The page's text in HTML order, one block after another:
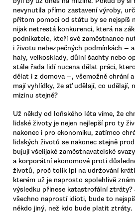
nevynutila přímo zastavení výroby,
přitom pomoci od státu by se nejspíš
nijak netrestá konkurenci, která na
podnikatele, kteří své zaměstnance
i životu nebezpečných podmínkách —
haly, velkosklady, důlní šachty nebo
stále řada lidí nucena dělat práci,
dělat i z domova —, všemožně chrání
mají vyhlídky, že ať udělají, co udělají,
mizinu stejně?
Už někdy od loňského léta víme, že
lidské životy je nejen nejlepší pro ty
nakonec i pro ekonomiku, zatímco
lidských životů se nakonec stejně
bujují všelijaké zaměstnavatelské
a korporátní ekonomové proti
životů, proč tolik lpí na udržování
kterém už je naprosto spolehlivě
výsledku přinese katastrofální ztráty?
všechno naprostí idioti, bude to
někdo jiný, než kdo bude platit ztráty.